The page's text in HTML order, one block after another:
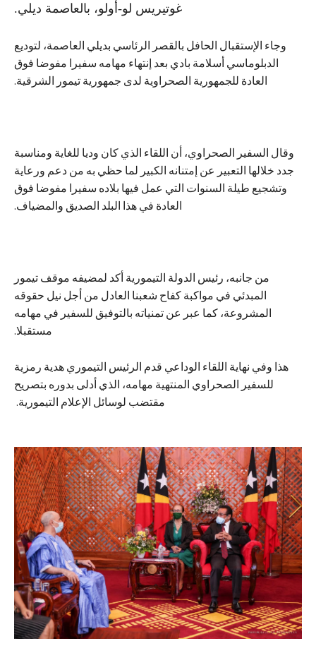
غوتيريس لو-أولو، بالعاصمة ديلي.
وجاء الإستقبال الحافل بالقصر الرئاسي بديلي العاصمة، لتوديع
الدبلوماسي أسلامة بادي بعد إنتهاء مهامه سفيرا مفوضا فوق
العادة للجمهورية الصحراوية لدى جمهورية تيمور الشرقية.
وقال السفير الصحراوي، أن اللقاء الذي كان وديا للغاية ومناسبة
جدد خلالها التعبير عن إمتنانه الكبير لما حظي به من دعم ورعاية
وتشجيع طيلة السنوات التي عمل فيها بلاده سفيرا مفوضا فوق
العادة في هذا البلد الصديق والمضياف.
من جانبه، رئيس الدولة التيمورية أكد لمضيفه موقف تيمور
المبدئي في مواكبة كفاح شعبنا العادل من أجل نيل حقوقه
المشروعة، كما عبر عن تمنياته بالتوفيق للسفير في مهامه
مستقبلا.
هذا وفي نهاية اللقاء الوداعي قدم الرئيس التيموري هدية رمزية
للسفير الصحراوي المنتهية مهامه، الذي أدلى بدوره بتصريح
مقتضب لوسائل الإعلام التيمورية.